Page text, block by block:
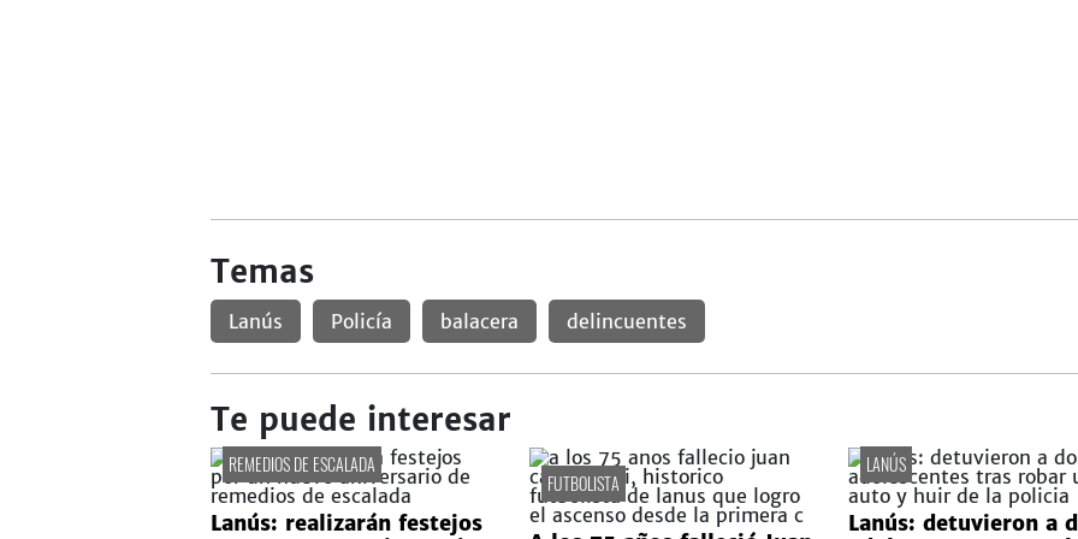
Temas
Lanús Policía balacera delincuentes
Te puede interesar
REMEDIOS DE ESCALADA
Lanús: realizarán festejos
FUTBOLISTA
LANÚS
Lanús: detuvieron a